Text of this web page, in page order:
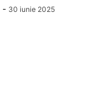
- 30 iunie 2025